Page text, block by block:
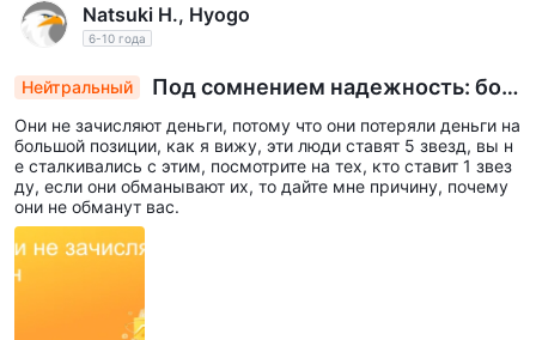
Natsuki H., Hyogo
6-10 года
Нейтральный
Под сомнением надежность: бол
ьшие потери позиций и разнообразные отзыв
ы
Они не зачисляют деньги, потому что они потеряли деньги на
большой позиции, как я вижу, эти люди ставят 5 звезд, вы н
е сталкивались с этим, посмотрите на тех, кто ставит 1 звез
ду, если они обманывают их, то дайте мне причину, почему
они не обманут вас.